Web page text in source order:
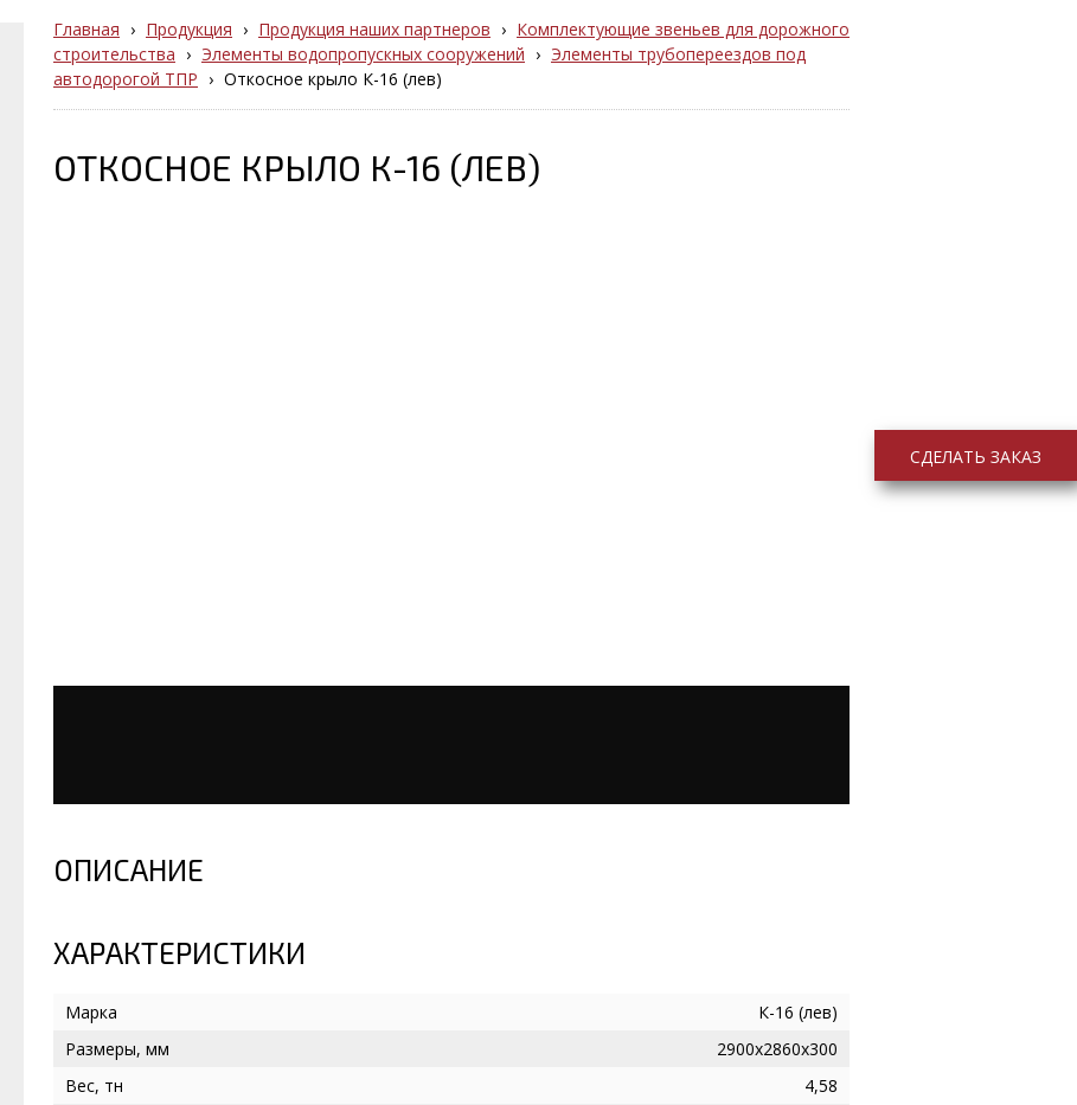
Главная › Продукция › Продукция наших партнеров › Комплектующие звеньев для дорожного
строительства › Элементы водопропускных сооружений › Элементы трубопереездов под
автодорогой ТПР › Откосное крыло К-16 (лев)
ОТКОСНОЕ КРЫЛО К-16 (ЛЕВ)
ОПИСАНИЕ
ХАРАКТЕРИСТИКИ
Марка
К-16 (лев)
Размеры, мм
2900х2860х300
Вес, тн
4,58
СДЕЛАТЬ ЗАКАЗ